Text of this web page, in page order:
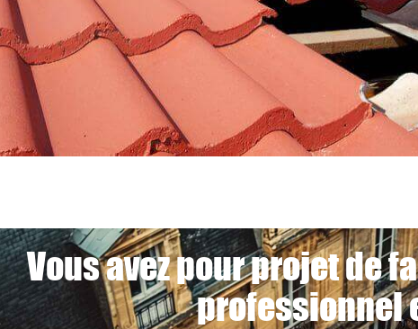
Vous avez pour projet de
professionnel